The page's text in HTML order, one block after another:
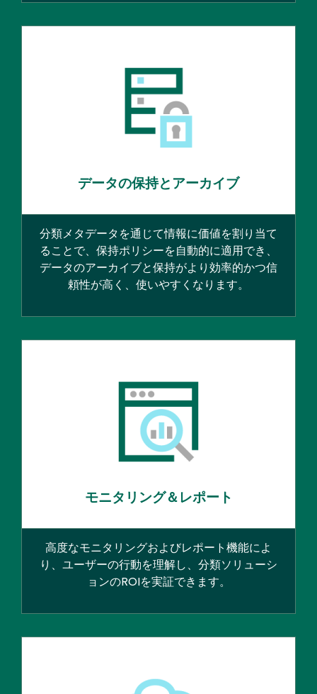
データの保持とアーカイブ
分類メタデータを通じて情報に価値を割り当て
ることで、保持ポリシーを自動的に適用でき、
データのアーカイブと保持がより効率的かつ信
頼性が高く、使いやすくなります。
モニタリング＆レポート
高度なモニタリングおよびレポート機能によ
り、ユーザーの行動を理解し、分類ソリューシ
ョンのROIを実証できます。